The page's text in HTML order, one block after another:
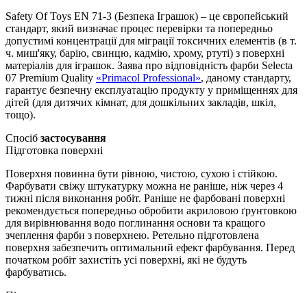
Safety Of Toys EN 71-3 (Безпека Іграшок) – це європейський
стандарт, який визначає процес перевірки та попередньо
допустимі концентрації для міграції токсичних елементів (в т.
ч. миш'яку, барію, свинцю, кадмію, хрому, ртуті) з поверхні
матеріалів для іграшок. Заява про відповідність фарби Selecta
07 Premium Quality «Primacol Professional», даному стандарту,
гарантує безпечну експлуатацію продукту у приміщеннях для
дітей (для дитячих кімнат, для дошкільних закладів, шкіл,
тощо).
Спосіб застосування
Підготовка поверхні
Поверхня повинна бути рівною, чистою, сухою і стійкою.
Фарбувати свіжу штукатурку можна не раніше, ніж через 4
тижні після виконання робіт. Раніше не фарбовані поверхні
рекомендується попередньо обробити акриловою ґрунтовкою
для вирівнювання водо поглинання основи та кращого
зчеплення фарби з поверхнею. Ретельно підготовлена
поверхня забезпечить оптимальний ефект фарбування. Перед
початком робіт захистіть усі поверхні, які не будуть
фарбуватись.